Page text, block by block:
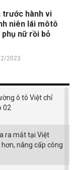
trước hành vi
niên lái môtô
phụ nữ rồi bỏ
2023
ô tô Việt chỉ
02
ra mắt tại Việt
nâng cấp công